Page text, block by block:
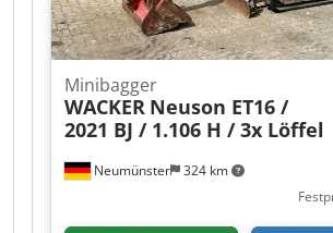
Neumünster 324 km
Minibagger
WACKER Neuson ET16 /
2021 BJ / 1.106 H / 3x Löffel